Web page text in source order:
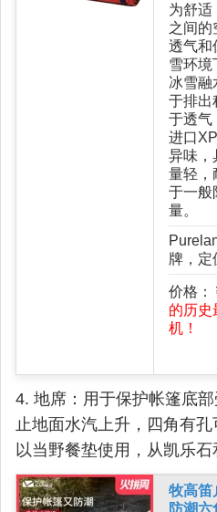
为舒适
之间的
透气和
雪环境
冰雪融
于排出
于透气
进口
异味，
量轻，
于一般
量。
牌，定
价格：
的历史
机！
4. 地席：用于保护帐篷底
止地面水汽上升，四角有
以当野餐垫使用，从凯乐石
牧高笛
防潮